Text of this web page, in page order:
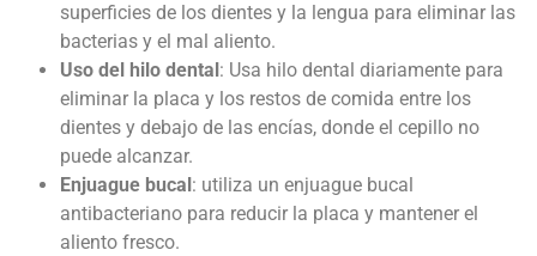
superficies de los dientes y la lengua para eliminar las
bacterias y el mal aliento.
Uso del hilo dental : Usa hilo dental diariamente para
eliminar la placa y los restos de comida entre los
dientes y debajo de las encías, donde el cepillo no
puede alcanzar.
Enjuague bucal : utiliza un enjuague bucal
antibacteriano para reducir la placa y mantener el
aliento fresco.